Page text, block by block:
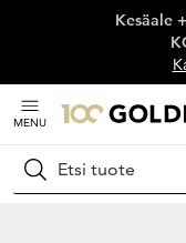
Ohita siirtymä, siirry
Kesäale
MENU
Hae
Koti Kengät ja asusteet